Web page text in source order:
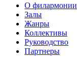
О филармонии
Залы
Жанры
Коллективы
Руководство
Партнеры